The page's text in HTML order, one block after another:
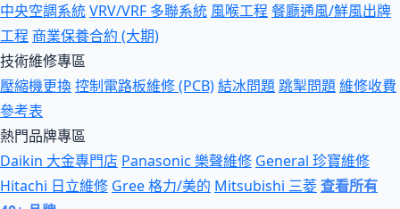
中央空調系統VRV/VRF 多聯系統 風喉工程 餐廳通風/鮮風出牌
工程 商業保養合約 (大期)
技術維修專區
壓縮機更換控制電路板維修 (PCB)結冰問題跳掣問題維修收費
參考表
熱門品牌專區
Daikin 大金專門店 Panasonic 樂聲維修 General 珍寶維修
Hitachi 日立維修 Gree 格力/美的 Mitsubishi 三菱查看所有